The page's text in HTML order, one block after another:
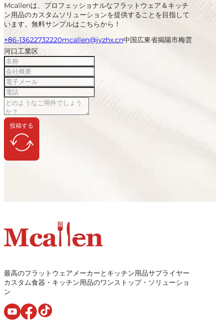
Mcallenは、プロフェッショナルなフラットウェア＆キッチ
ン用品のカスタムソリューションを提供することを目指して
います。無料サンプルはこちらから！
+86-13622732220mcallen@jyzhx.cn中国広東省揭陽市梅雲
河口工業区
投稿する
最高のフラットウェアメーカーとキッチン用品サプライヤー
カスタム食器・キッチン用品のワンストップ・ソリューショ
ン